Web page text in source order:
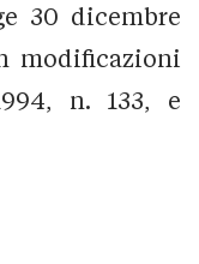
30 dicembre
modificazioni
n. 133, e